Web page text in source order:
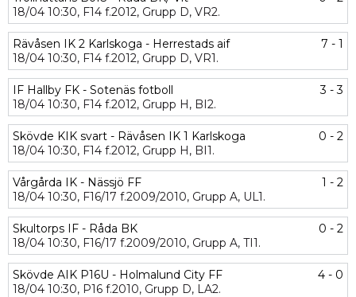
18/04 10:30, F14 f.2012, Grupp D, VR2.
Rävåsen IK 2 Karlskoga - Herrestads aif
7 - 1
18/04 10:30, F14 f.2012, Grupp D, VR1.
IF Hallby FK - Sotenäs fotboll
3 - 3
18/04 10:30, F14 f.2012, Grupp H, BI2.
Skövde KIK svart - Rävåsen IK 1 Karlskoga
0 - 2
18/04 10:30, F14 f.2012, Grupp H, BI1.
Vårgårda IK - Nässjö FF
1 - 2
18/04 10:30, F16/17 f.2009/2010, Grupp A, UL1.
Skultorps IF - Råda BK
0 - 2
18/04 10:30, F16/17 f.2009/2010, Grupp A, TI1.
Skövde AIK P16U - Holmalund City FF
4 - 0
18/04 10:30, P16 f.2010, Grupp D, LA2.